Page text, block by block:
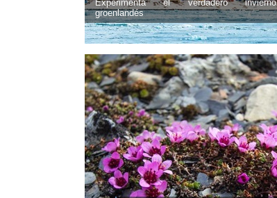
Experimenta el verdadero invierno
groenlandés